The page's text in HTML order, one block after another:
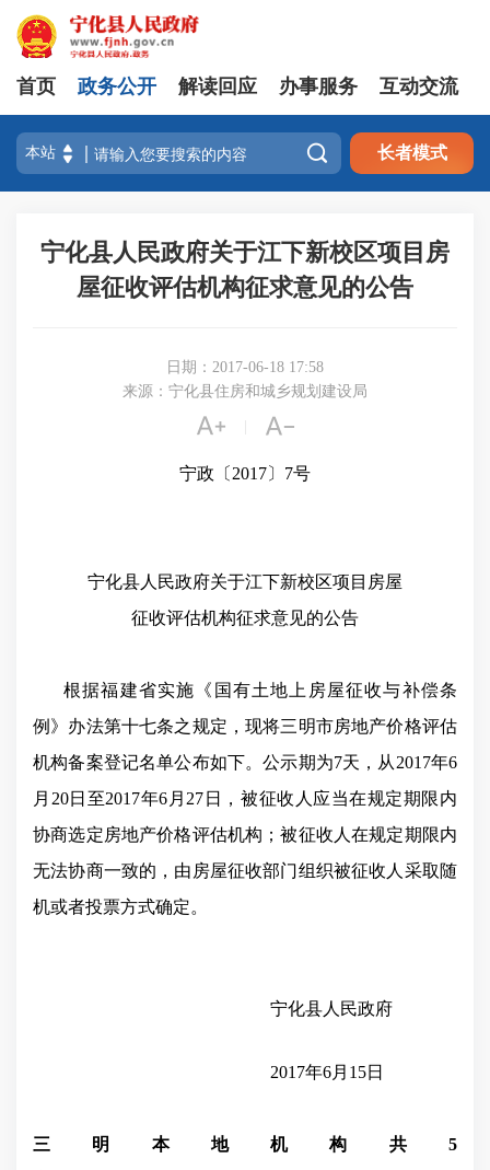
首页 政务公开 解读回应 办事服务 互动交流
 长者模式
宁化县人民政府关于江下新校区项目房
屋征收评估机构征求意见的公告
日期：2017-06-18 17:58
来源：宁化县住房和城乡规划建设局
 
宁政 〔 2017〕 7号
宁化县人民政府关于江下新校区项目房屋
征收评估机构征求意见的公告
根据福建省实施《国有土地上房屋征收与补偿条
例》办法第十七条之规定，现将三明市房地产价格评估
机构备案登记名单公布如下。公示期为7天，从2017年6
月20日至2017年6月27日，被征收人应当在规定期限内
协商选定房地产价格评估机构；被征收人在规定期限内
无法协商一致的，由房屋征收部门组织被征收人采取随
机或者投票方式确定。
宁化县人民政府
2017年6月15日
三明本地机构共5